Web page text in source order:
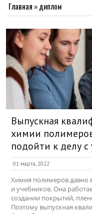
Главная »диплом
Выпускная
химии
подойти к делу
01 марта, 2022
Химия полимеров давно
и учебников. Она
создании покрытий,
Поэтому выпускная